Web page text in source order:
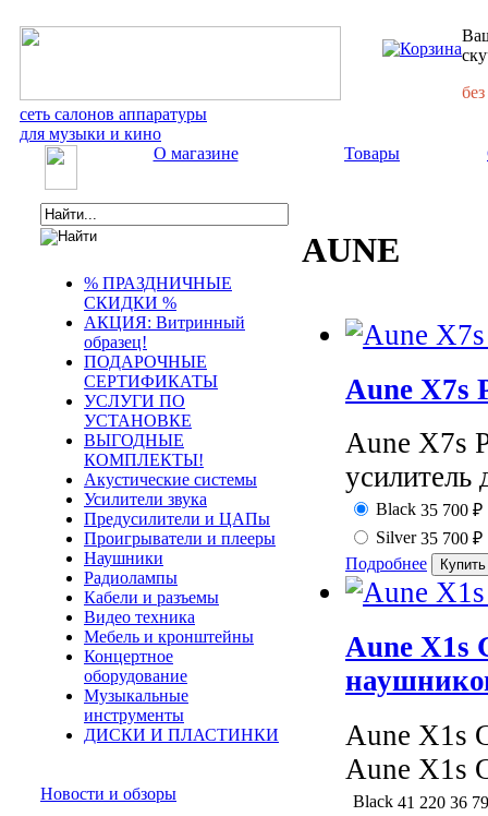
сеть салонов аппаратуры
для музыки и кино
О магазине Товары
% ПРАЗДНИЧНЫЕ
СКИДКИ %
АКЦИЯ: Витринный
образец!
ПОДАРОЧНЫЕ
СЕРТИФИКАТЫ
УСЛУГИ ПО
УСТАНОВКЕ
ВЫГОДНЫЕ
КОМПЛЕКТЫ!
Акустические системы
Усилители звука
Предусилители и ЦАПы
Проигрыватели и плееры
Наушники
Радиолампы
Кабели и разъемы
Видео техника
Мебель и кронштейны
Концертное
оборудование
Музыкальные
инструменты
ДИСКИ И ПЛАСТИНКИ
Новости и обзоры
AUNE
Aune X7s
Aune X7s
Black 35 700 ₽
Silver 35 700 ₽
Подробнее
Aune X1s
Aune X1s
Aune X1s
Black 41 220 36